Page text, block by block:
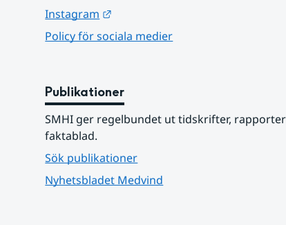
Instagram
Policy för sociala medier
Publikationer
SMHI ger regelbundet ut tidskrifter,
faktablad.
Sök publikationer
Nyhetsbladet Medvind